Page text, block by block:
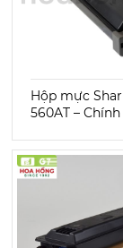
Hộp mực
560AT –